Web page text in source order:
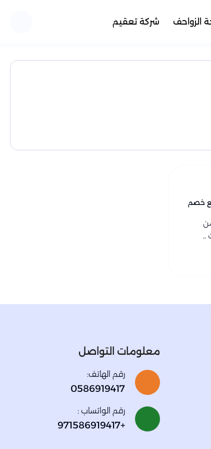
الزواحف شركة تعقيم
مع خصم
..
معلومات التواصل
رقم الهاتف:
0586919417
رقم الواتساب :
+971586919417